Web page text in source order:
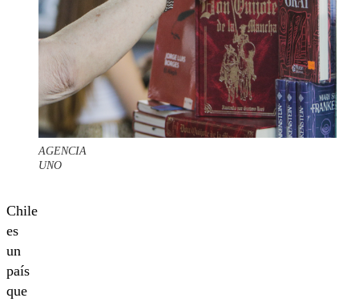
AGENCIA
UNO
Chile
es
un
país
que